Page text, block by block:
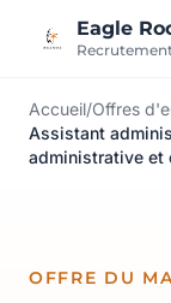
Eagle
Accueil/Offres
Assistant
administrative et
OFFRE DU